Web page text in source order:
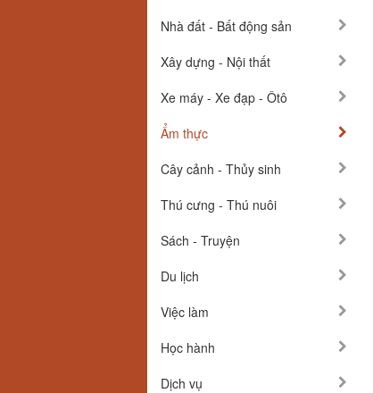
Nhà đất - Bất động sản
Xây dựng - Nội thất
Xe máy - Xe đạp - Ôtô
Ẩm thực
Cây cảnh - Thủy sinh
Thú cưng - Thú nuôi
Sách - Truyện
Du lịch
Việc làm
Học hành
Dịch vụ